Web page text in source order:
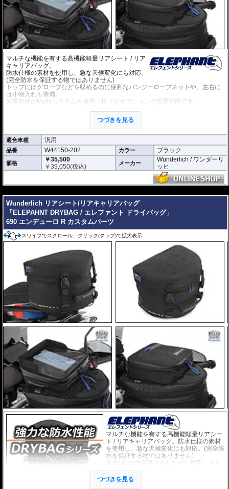
マルチな機能を有する高機能軽量リアシート / リア
キャリアバッグ。
防水仕様の素材を使用し、急な天候変化にも対応。
(完全防水を保証する物ではありません)
トップにはグローブなどを収めるのに便利なバンジーロープネットや、左右に
は小物入れも装備。
米軍規格のMolleシステムを採用。様々なオプションが設置可能です。
・L × W × H(cm): 26 x 34 x 17(拡張時:23cm)
ベルトによリアシート/リアキャリアに固定する汎用タイプです。
オプション
タンクバッグElephantに搭載可能な追加バッグなど
様々なオプション
しております。
つづきを見る
適合車種 汎用
品番 W44150-202 カラー ブラック
価格
￥35,500
￥39,050(税込) メーカー
Wunderlich / ワンダーリ
ッヒ
Wunderlich リアシート/リアキャリアバッグ
「ELEPAHNT DRYBAG / エレファント ドライバッグ」
690 エンデューロ R カスタムパーツ
スワイプでスクロール、クリック(タップ)で拡大表示
マルチな機能を有する高機能軽量リアシー
ト / リアキャリアバッグ。防水仕様の素材
を使用し、急な天候変化にも対応。(完全防
水を保証する物ではありません)
最大16Lの大容量でありながら樹脂、アル
ミ製トップケースよりも軽量なため、車両
の重心変化が最小に抑えられます。
・米軍規格のMolleシステムを採用。様々
つづきを見る